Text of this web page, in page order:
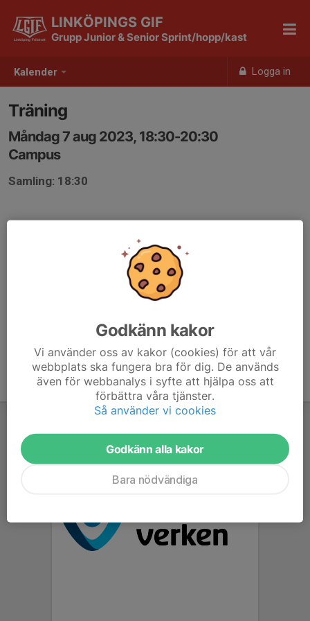
Kalender Logga in
LINKÖPINGS GIF
Grupp Junior & Senior Sprint/hopp/kast
Träning
Måndag 7 aug 2023, 18:30-20:30
Campus
Samling: 18:30
Godkänn kakor
Vi använder oss av kakor (cookies) för att vår
webbplats ska fungera bra för dig. De används
även för webbanalys i syfte att hjälpa oss att
förbättra våra tjänster.
Så använder vi cookies
Godkänn alla kakor
Bara nödvändiga